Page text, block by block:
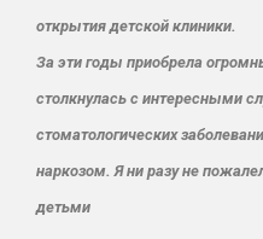
открытия детской клиники.
За эти годы приобрела
столкнулась с интересными
стоматологических
наркозом. Я ни разу не
детьми